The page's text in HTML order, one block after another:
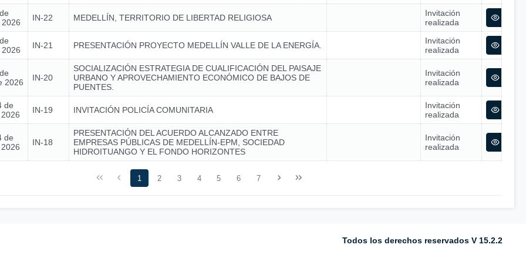
IN-22 MEDELLÍN, TERRITORIO DE LIBERTAD RELIGIOSA
Invitación
realizada
IN-21 PRESENTACIÓN PROYECTO MEDELLÍN VALLE DE LA ENERGÍA.
Invitación
realizada
2026
IN-20
SOCIALIZACIÓN ESTRATEGIA DE CUALIFICACIÓN DEL PAISAJE
URBANO Y APROVECHAMIENTO ECONÓMICO DE BAJOS DE
PUENTES.
Invitación
realizada
de
IN-19 INVITACIÓN POLICÍA COMUNITARIA
Invitación
realizada
de
IN-18
PRESENTACIÓN DEL ACUERDO ALCANZADO ENTRE
EMPRESAS PÚBLICAS DE MEDELLÍN-EPM, SOCIEDAD
HIDROITUANGO Y EL FONDO HORIZONTES
Invitación
realizada
1 2 3 4 5 6 7
Todos los derechos reservados V 15.2.2